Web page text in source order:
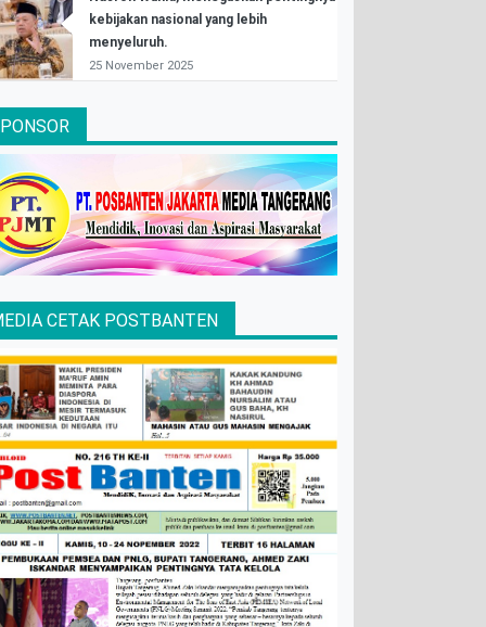
kebijakan nasional yang lebih
menyeluruh.
25 November 2025
CETAK POSTBANTEN